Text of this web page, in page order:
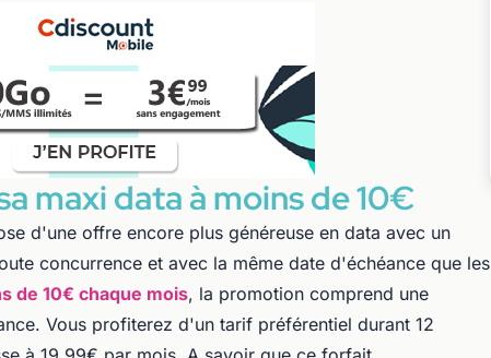
maxi data à moins de 10€
d'une offre encore plus généreuse en data avec un
concurrence et avec la même date d'échéance que les
de 10€ chaque mois, la promotion comprend une
Vous profiterez d'un tarif préférentiel durant 12